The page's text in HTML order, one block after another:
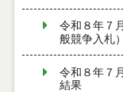
令和８年７
般競争入札）
令和８年７
結果